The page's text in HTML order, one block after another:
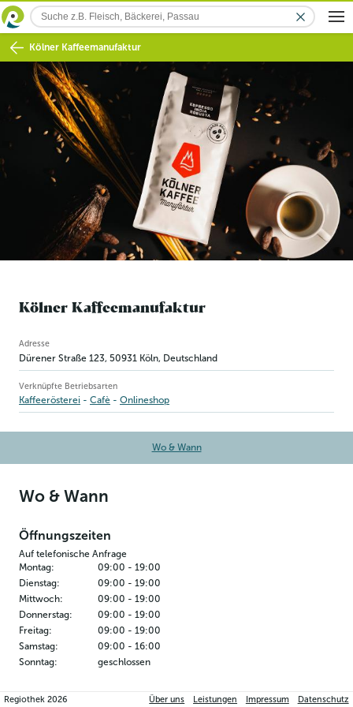
Kölner Kaffeemanufaktur
Kölner Kaffeemanufaktur
Betriebsinformation
Adresse
Dürener Straße 123, 50931 Köln, Deutschland
Verknüpfte Betriebsarten
Kaffeerösterei Cafè Onlineshop
Wo & Wann
Wo & Wann
Öffnungszeiten
Auf telefonische Anfrage
Montag: 09:00 - 19:00
Dienstag: 09:00 - 19:00
Mittwoch: 09:00 - 19:00
Donnerstag: 09:00 - 19:00
Freitag: 09:00 - 19:00
Samstag: 09:00 - 16:00
Sonntag: geschlossen
Kontakt
Regiothek2026 Über uns Leistungen Impressum Datenschutz